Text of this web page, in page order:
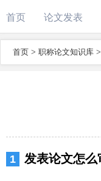
首页 论文发表
首页 > 职称论文知识库 >
发表论文怎